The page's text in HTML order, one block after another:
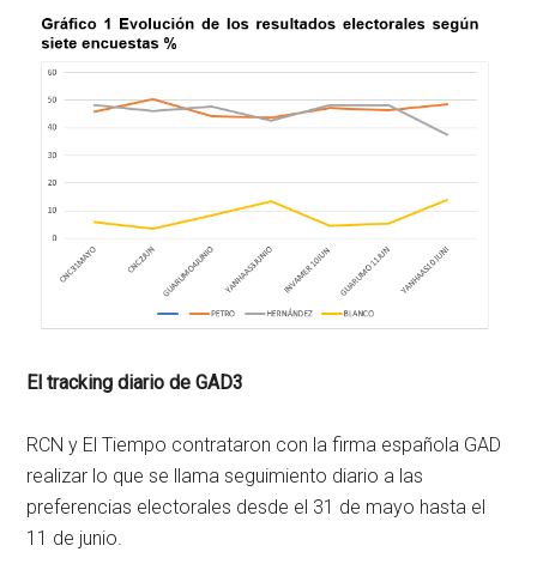
El tracking diario de GAD3
RCN y El Tiempo contrataron con la firma española GAD
realizar lo que se llama seguimiento diario a las
preferencias electorales desde el 31 de mayo hasta el
11 de junio.